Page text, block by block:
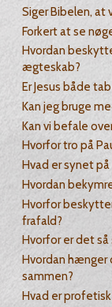
Siger Bibelen, at
Forkert at se
Hvordan
ægteskab?
Er Jesus både
Kan jeg bruge
Kan vi befale
Hvorfor tro på
Hvad er synet
Hvordan
Hvorfor
frafald?
Hvorfor er det
Hvordan hænger
sammen?
Hvad er